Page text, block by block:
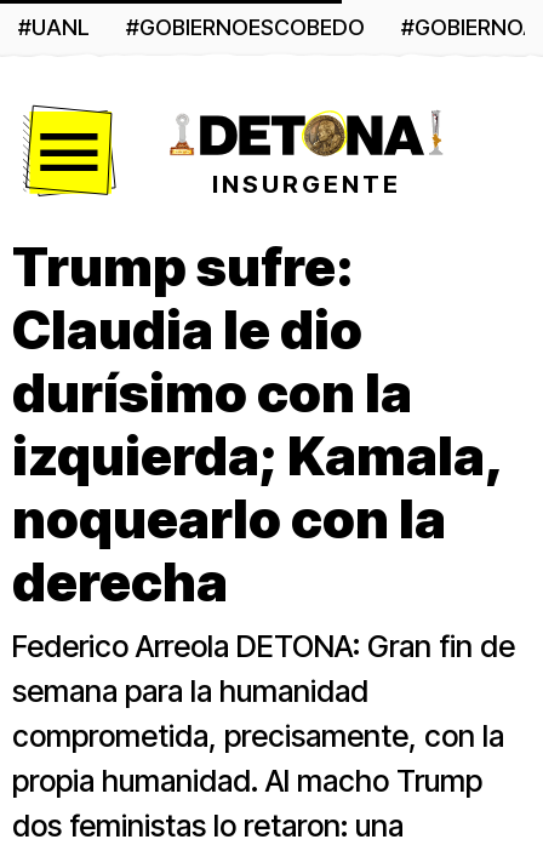
#UANL #GOBIERNOESCOBEDO
INSURGENTE
Trump sufre:
Claudia le dio
durísimo con la
izquierda; Kamala,
noquearlo con la
derecha
Federico Arreola DETONA: Gran fin de
semana para la humanidad
comprometida, precisamente, con la
propia humanidad. Al macho Trump
dos feministas lo retaron: una